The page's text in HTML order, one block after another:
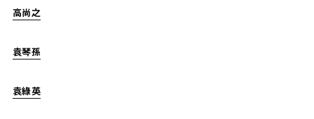
高尚之
袁琴孫
袁綠英